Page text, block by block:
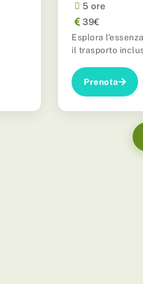
5 ore
39€
Esplora
il trasporto
Prenota